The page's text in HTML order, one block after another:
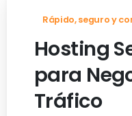
Rápido, seguro y
Hosting
para
Tráfico